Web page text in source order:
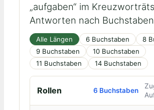
„aufgaben“ im
Antworten nach Buchstaben
Alle Längen 6 Buchstaben
8
9 Buchstaben
10 Buchstaben
11 Buchstaben
14 Buchstaben
Rollen 6 Buchstaben